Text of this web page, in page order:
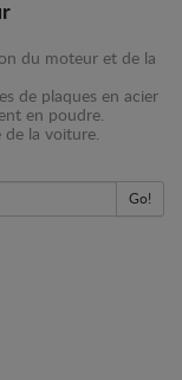
du moteur et de la
de plaques en acier
en poudre.
de la voiture.
Go!